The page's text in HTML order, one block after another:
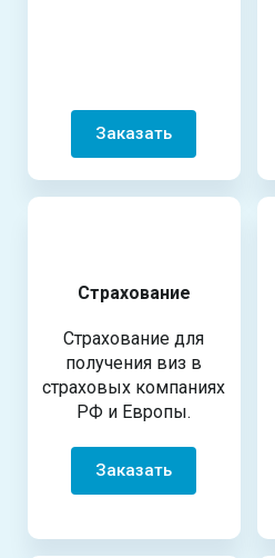
Заказать
Страхование
Страхование для
получения виз в
страховых компаниях
РФ и Европы.
Заказать